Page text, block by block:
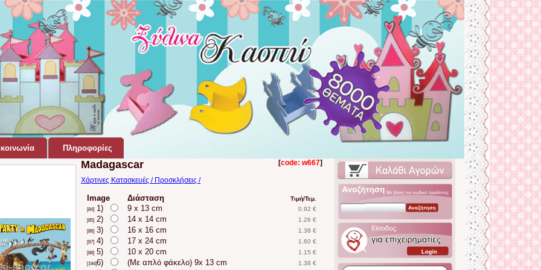
Πληροφορίες
[code: w667]
Madagascar
Χάρτινες Κατασκευές / Προσκλήσεις /
Image Διάσταση Τιμή/Τεμ.
[84] 1) 9 x 13 cm 0.92 €
[85] 2) 14 x 14 cm 1.26 €
[86] 3) 16 x 16 cm 1.38 €
[87] 4) 17 x 24 cm 1.60 €
[88] 5) 10 x 20 cm 1.15 €
[194]6) (Με απλό φάκελο) 9x 13 cm 1.38 €